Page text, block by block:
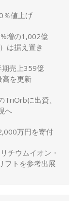
％値上げ
増の1,002億
は据え置き
期売上359億
を更新
TriOrbに出資、
へ
万円を寄付
チウムイオン・
フトを参考出展